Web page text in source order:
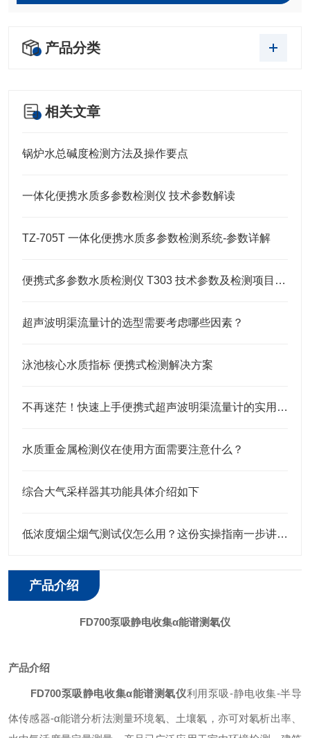
产品分类
相关文章
锅炉水总碱度检测方法及操作要点
一体化便携水质多参数检测仪 技术参数解读
TZ-705T 一体化便携水质多参数检测系统-参数详解
便携式多参数水质检测仪 T303 技术参数及检测项目大全
超声波明渠流量计的选型需要考虑哪些因素？
泳池核心水质指标 便携式检测解决方案
不再迷茫！快速上手便携式超声波明渠流量计的实用指南
水质重金属检测仪在使用方面需要注意什么？
综合大气采样器其功能具体介绍如下
低浓度烟尘烟气测试仪怎么用？这份实操指南一步讲透！
产品介绍
FD700泵吸静电收集α能谱测氡仪
产品介绍
FD700泵吸静电收集α能谱测氡仪利用泵吸-静电收集-半导
体传感器-α能谱分析法测量环境氡、土壤氡，亦可对氡析出率、